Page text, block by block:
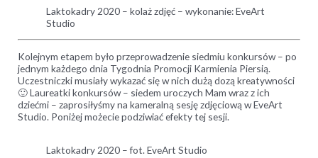
Laktokadry 2020 – kolaż zdjęć – wykonanie: EveArt
Studio
Kolejnym etapem było przeprowadzenie siedmiu konkursów – po
jednym każdego dnia Tygodnia Promocji Karmienia Piersią.
Uczestniczki musiały wykazać się w nich dużą dozą kreatywności
🙂 Laureatki konkursów – siedem uroczych Mam wraz z ich
dziećmi – zaprosiłyśmy na kameralną sesję zdjęciową w EveArt
Studio. Poniżej możecie podziwiać efekty tej sesji.
Laktokadry 2020 – fot. EveArt Studio